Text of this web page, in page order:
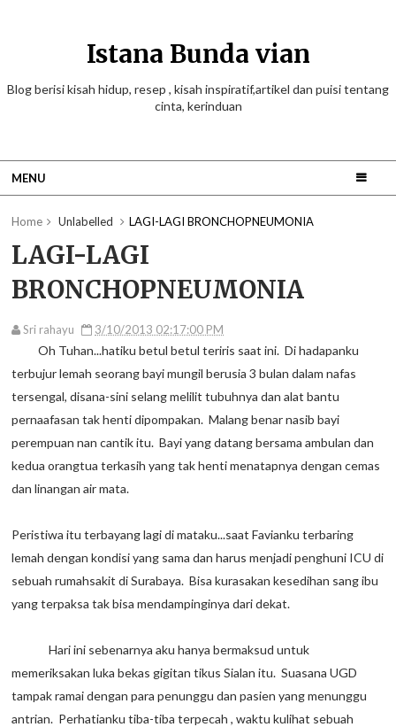
Istana Bunda vian
Blog berisi kisah hidup, resep , kisah inspiratif,artikel dan puisi tentang
cinta, kerinduan
MENU
Home Unlabelled LAGI-LAGI BRONCHOPNEUMONIA
LAGI-LAGI
BRONCHOPNEUMONIA
Sri rahayu 3/10/2013 02:17:00 PM
Oh Tuhan...hatiku betul betul teriris saat ini. Di hadapanku
terbujur lemah seorang bayi mungil berusia 3 bulan dalam nafas
tersengal, disana-sini selang melilit tubuhnya dan alat bantu
pernaafasan tak henti dipompakan. Malang benar nasib bayi
perempuan nan cantik itu. Bayi yang datang bersama ambulan dan
kedua orangtua terkasih yang tak henti menatapnya dengan cemas
dan linangan air mata.
Peristiwa itu terbayang lagi di mataku...saat Favianku terbaring
lemah dengan kondisi yang sama dan harus menjadi penghuni ICU di
sebuah rumahsakit di Surabaya. Bisa kurasakan kesedihan sang ibu
yang terpaksa tak bisa mendampinginya dari dekat.
Hari ini sebenarnya aku hanya bermaksud untuk
memeriksakan luka bekas gigitan tikus Sialan itu. Suasana UGD
tampak ramai dengan para penunggu dan pasien yang menunggu
antrian. Perhatianku tiba-tiba terpecah , waktu kulihat sebuah